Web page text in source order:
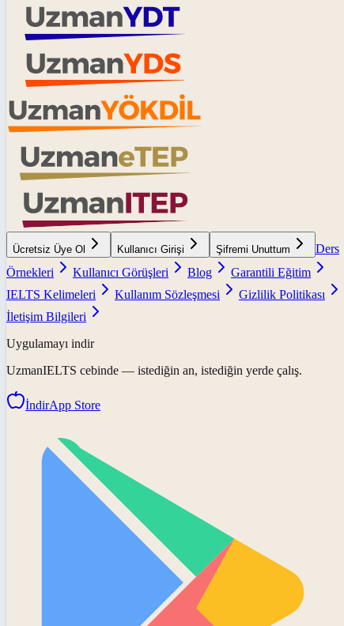
Ücretsiz Üye Ol Kullanıcı Girişi Şifremi Unuttum
Ders
Örnekleri
Kullanıcı Görüşleri Blog
Garantili Eğitim
IELTS Kelimeleri
Kullanım Sözleşmesi
Gizlilik Politikası
İletişim Bilgileri
Uygulamayı indir
UzmanIELTS cebinde — istediğin an, istediğin yerde çalış.
İndirApp Store